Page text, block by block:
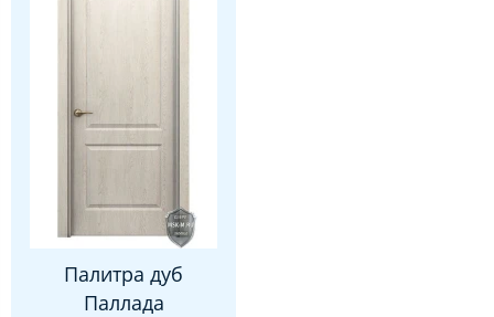
Палитра дуб
Паллада